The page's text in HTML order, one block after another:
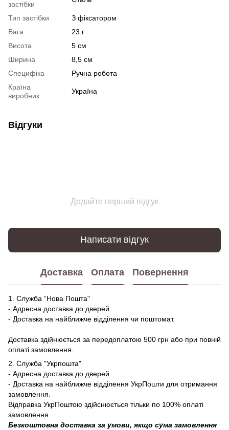
застібки
Тип застібки
З фіксатором
Вага
23 г
Висота
5 см
Ширина
8,5 см
Специфіка
Ручна робота
Країна
виробник
Україна
Відгуки
Додайте перший відгук
Написати відгук
Доставка Оплата Повернення
1. Служба “Нова Пошта"
- Адресна доставка до дверей.
- Доставка на найближче відділення чи поштомат.
Доставка здійнюється за передоплатою 500 грн або при повній
оплаті замовлення.
2. Служба "Укрпошта"
- Адресна доставка до дверей.
- Доставка на найближче відділення УкрПошти для отримання
замовлення.
Відправка УкрПоштою здійснюється тільки по 100% оплаті
замовлення.
Безкоштовна доставка за умови, якщо сума замовлення